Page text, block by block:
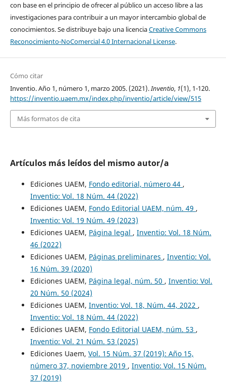
con base en el principio de ofrecer al público un acceso libre a las
investigaciones para contribuir a un mayor intercambio global de
conocimientos. Se distribuye bajo una licenciaCreative Commons
Reconocimiento-NoComercial 4.0 Internacional License.
Cómo citar
Inventio. Año 1, número 1, marzo 2005. (2021).Inventio, 1(1), 1-120.
https://inventio.uaem.mx/index.php/inventio/article/view/515
Más formatos de cita
Artículos más leídos del mismo autor/a
Ediciones UAEM, Fondo editorial, número 44 ,
Inventio: Vol. 18 Núm. 44 (2022)
Ediciones UAEM, Fondo Editorial UAEM, núm. 49 ,
Inventio: Vol. 19 Núm. 49 (2023)
Ediciones UAEM, Página legal , Inventio: Vol. 18 Núm.
46 (2022)
Ediciones UAEM, Páginas preliminares , Inventio: Vol.
16 Núm. 39 (2020)
Ediciones UAEM, Página legal, núm. 50 , Inventio: Vol.
20 Núm. 50 (2024)
Ediciones UAEM, Inventio: Vol. 18, Núm. 44, 2022 ,
Inventio: Vol. 18 Núm. 44 (2022)
Ediciones UAEM, Fondo Editorial UAEM, núm. 53 ,
Inventio: Vol. 21 Núm. 53 (2025)
Ediciones Uaem, Vol. 15 Núm. 37 (2019): Año 15,
número 37, noviembre 2019 , Inventio: Vol. 15 Núm.
37 (2019)